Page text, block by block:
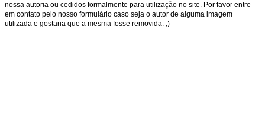
nossa autoria ou cedidos formalmente para utilização no site. Por favor entre
em contato pelo nosso formulário caso seja o autor de alguma imagem
utilizada e gostaria que a mesma fosse removida. ;)